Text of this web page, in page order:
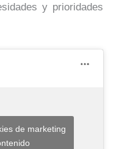
y prioridades
de marketing